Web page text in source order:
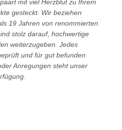
mit viel Herzblut zu Ihrem
gesteckt. Wir beziehen
19 Jahren von renommierten
stolz darauf, hochwertige
weiterzugeben. Jedes
und für gut befunden
Anregungen steht unser